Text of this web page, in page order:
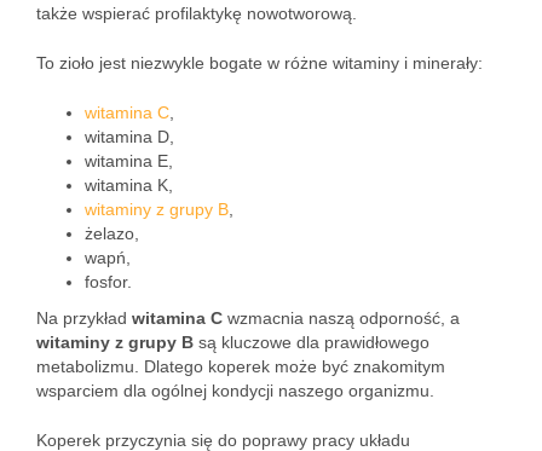
także wspierać profilaktykę nowotworową.
To zioło jest niezwykle bogate w różne witaminy i minerały:
witamina C
witamina D,
witamina E,
witamina K,
witaminy z grupy B
żelazo,
wapń,
fosfor.
Na przykład witamina C wzmacnia naszą odporność, a
witaminy z grupy B są kluczowe dla prawidłowego
metabolizmu. Dlatego koperek może być znakomitym
wsparciem dla ogólnej kondycji naszego organizmu.
Koperek przyczynia się do poprawy pracy układu